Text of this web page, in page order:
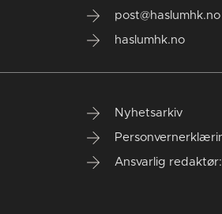
post@haslumhk.no
haslumhk.no
Nyhetsarkiv
Ansvarlig